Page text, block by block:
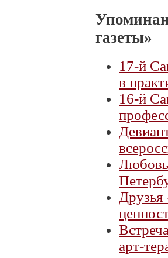
газеты»
17-й
в
16-й
Любовь
Друзья
арт-